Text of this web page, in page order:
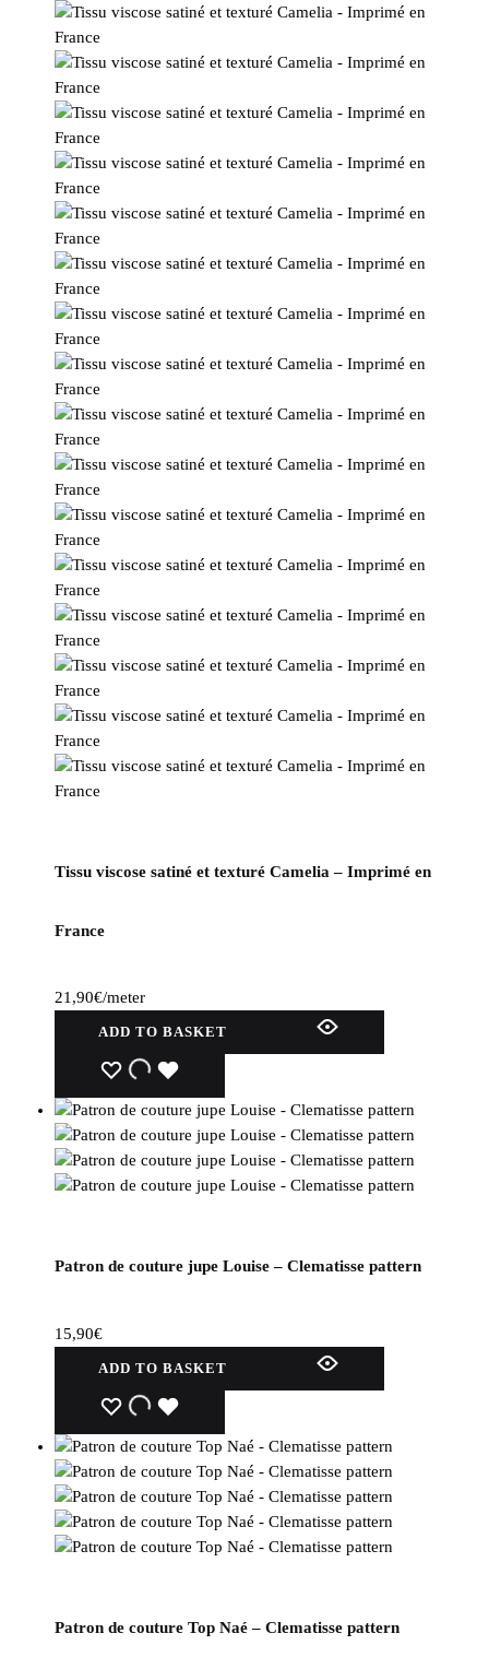
Tissu viscose satiné et texturé Camelia – Imprimé en
France
21,90€/meter
ADD TO BASKET
WISHLIST
WISHLIST
Patron de couture jupe Louise – Clematisse pattern
15,90€
ADD TO BASKET
WISHLIST
WISHLIST
Patron de couture Top Naé – Clematisse pattern